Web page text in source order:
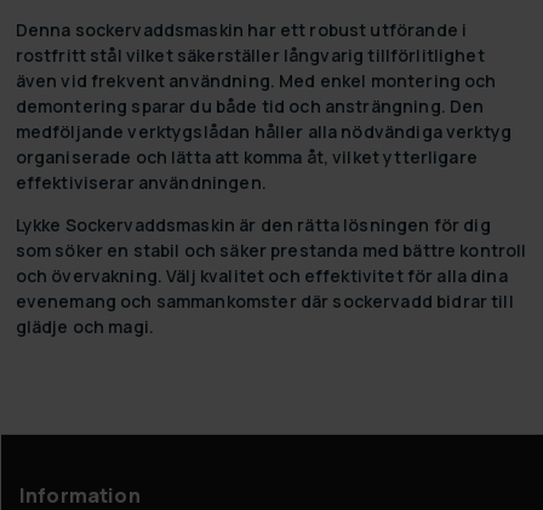
Denna sockervaddsmaskin har ett robust utförande i
rostfritt stål vilket säkerställer långvarig tillförlitlighet
även vid frekvent användning. Med enkel montering och
demontering sparar du både tid och ansträngning. Den
medföljande verktygslådan håller alla nödvändiga verktyg
organiserade och lätta att komma åt, vilket ytterligare
effektiviserar användningen.
Lykke Sockervaddsmaskin är den rätta lösningen för dig
som söker en stabil och säker prestanda med bättre kontroll
och övervakning. Välj kvalitet och effektivitet för alla dina
evenemang och sammankomster där sockervadd bidrar till
glädje och magi.
Information